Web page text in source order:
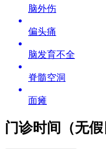
脑外伤
偏头痛
脑发育不全
脊髓空洞
面瘫
门诊时间（无